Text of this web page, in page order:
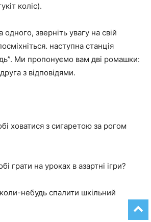
коліс).
зверніть увагу на свій
наступна станція
Ми пропонуємо вам дві ромашки:
з відповідями.
ховатися з сигаретою за рогом
грати на уроках в азартні ігри?
небудь спалити шкільний